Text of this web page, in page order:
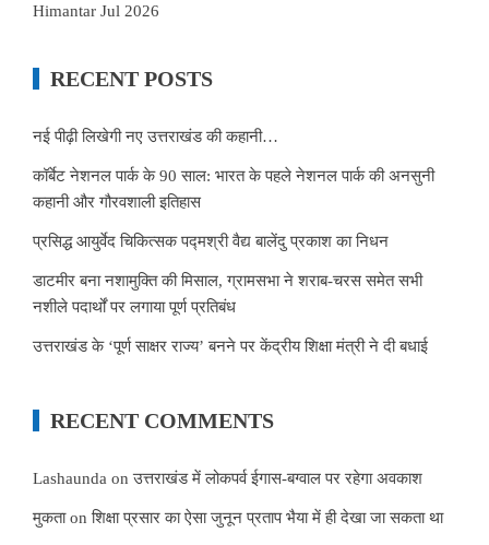
Himantar Jul 2026
RECENT POSTS
नई पीढ़ी लिखेगी नए उत्तराखंड की कहानी…
कॉर्बेट नेशनल पार्क के 90 साल: भारत के पहले नेशनल पार्क की अनसुनी
कहानी और गौरवशाली इतिहास
प्रसिद्ध आयुर्वेद चिकित्सक पद्मश्री वैद्य बालेंदु प्रकाश का निधन
डाटमीर बना नशामुक्ति की मिसाल, ग्रामसभा ने शराब-चरस समेत सभी
नशीले पदार्थों पर लगाया पूर्ण प्रतिबंध
उत्तराखंड के ‘पूर्ण साक्षर राज्य’ बनने पर केंद्रीय शिक्षा मंत्री ने दी बधाई
RECENT COMMENTS
Lashaunda onउत्तराखंड में लोकपर्व ईगास-बग्वाल पर रहेगा अवकाश
मुकताonशिक्षा प्रसार का ऐसा जुनून प्रताप भैया में ही देखा जा सकता था